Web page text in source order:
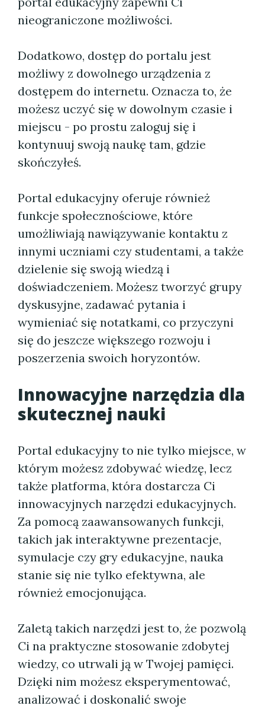
nieograniczone możliwości.
Dodatkowo, dostęp do portalu jest
możliwy z dowolnego urządzenia z
dostępem do internetu. Oznacza to, że
możesz uczyć się w dowolnym czasie i
miejscu - po prostu zaloguj się i
kontynuuj swoją naukę tam, gdzie
skończyłeś.
Portal edukacyjny oferuje również
funkcje społecznościowe, które
umożliwiają nawiązywanie kontaktu z
innymi uczniami czy studentami, a także
dzielenie się swoją wiedzą i
doświadczeniem. Możesz tworzyć grupy
dyskusyjne, zadawać pytania i
wymieniać się notatkami, co przyczyni
się do jeszcze większego rozwoju i
poszerzenia swoich horyzontów.
Innowacyjne narzędzia dla
skutecznej nauki
Portal edukacyjny to nie tylko miejsce, w
którym możesz zdobywać wiedzę, lecz
także platforma, która dostarcza Ci
innowacyjnych narzędzi edukacyjnych.
Za pomocą zaawansowanych funkcji,
takich jak interaktywne prezentacje,
symulacje czy gry edukacyjne, nauka
stanie się nie tylko efektywna, ale
również emocjonująca.
Zaletą takich narzędzi jest to, że pozwolą
Ci na praktyczne stosowanie zdobytej
wiedzy, co utrwali ją w Twojej pamięci.
Dzięki nim możesz eksperymentować,
analizować i doskonalić swoje